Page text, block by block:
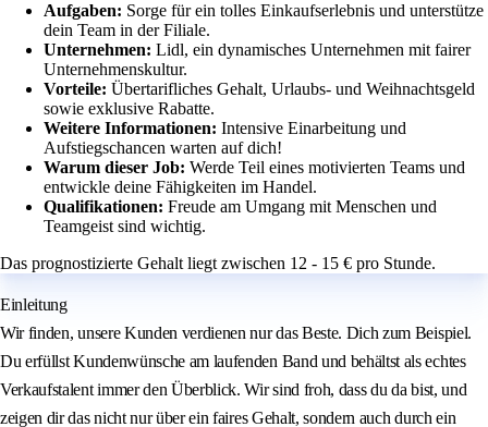
Aufgaben: Sorge für ein tolles Einkaufserlebnis und unterstütze
dein Team in der Filiale.
Unternehmen: Lidl, ein dynamisches Unternehmen mit fairer
Unternehmenskultur.
Vorteile: Übertarifliches Gehalt, Urlaubs- und Weihnachtsgeld
sowie exklusive Rabatte.
Weitere Informationen: Intensive Einarbeitung und
Aufstiegschancen warten auf dich!
Warum dieser Job: Werde Teil eines motivierten Teams und
entwickle deine Fähigkeiten im Handel.
Qualifikationen: Freude am Umgang mit Menschen und
Teamgeist sind wichtig.
Das prognostizierte Gehalt liegt zwischen 12 - 15 € pro Stunde.
Einleitung
Wir finden, unsere Kunden verdienen nur das Beste. Dich zum Beispiel.
Du erfüllst Kundenwünsche am laufenden Band und behältst als echtes
Verkaufstalent immer den Überblick. Wir sind froh, dass du da bist, und
zeigen dir das nicht nur über ein faires Gehalt, sondern auch durch ein